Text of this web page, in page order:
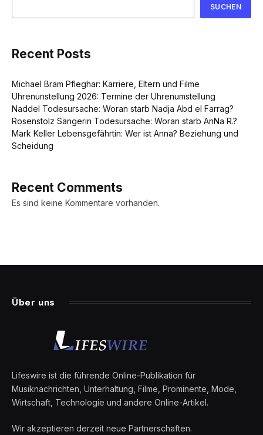
SUCHEN
Recent Posts
Michael Bram Pfleghar: Karriere, Eltern und Filme
Uhrenunstellung 2026: Termine der Uhrenumstellung
Naddel Todesursache: Woran starb Nadja Abd el Farrag?
Rosenstolz Sängerin Todesursache: Woran starb AnNa R.?
Mark Keller Lebensgefährtin: Wer ist Anna? Beziehung und
Scheidung
Recent Comments
Es sind keine Kommentare vorhanden.
Über uns
Lifeswire ist die führende Online-Publikation für
Musiknachrichten, Unterhaltung, Filme, Prominente, Mode,
Wirtschaft, Technologie und andere Online-Artikel.
Wir akzeptieren derzeit neue Partnerschaften.